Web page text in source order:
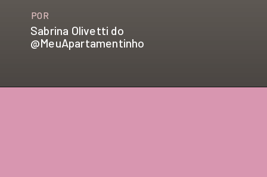
POR
Sabrina Olivetti do
@MeuApartamentinho